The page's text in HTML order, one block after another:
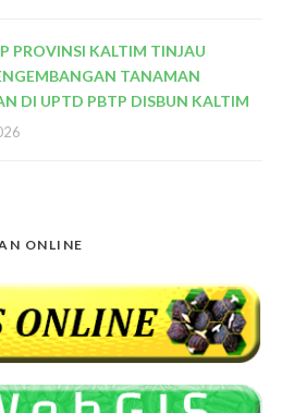
PROVINSI KALTIM TINJAU
TANAMAN
DI UPTD PBTP DISBUN KALTIM
ONLINE